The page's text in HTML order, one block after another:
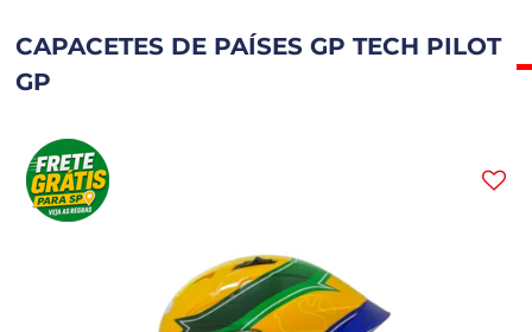
CAPACETES DE PAÍSES GP TECH PILOT
GP